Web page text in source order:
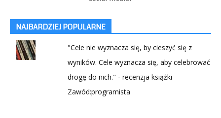
NAJBARDZIEJ POPULARNE
"Cele nie wyznacza się, by cieszyć się z
wyników. Cele wyznacza się, aby celebrować
drogę do nich." - recenzja książki
Zawód:programista